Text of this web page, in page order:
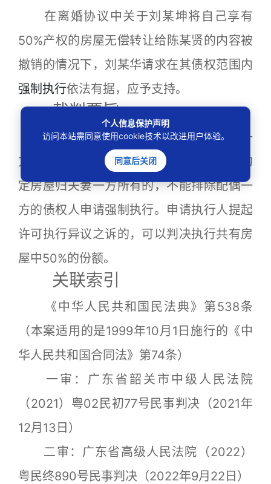
在离婚协议中关于刘某坤将自己享有
50%产权的房屋无偿转让给陈某贤的内容被
撤销的情况下，刘某华请求在其债权范围内
强制执行依法有据，应予支持。
裁判要旨
夫妻共同财产中的一半份额，是配偶一
方债务的责任财产，债务形成后离婚协议约
定房屋归夫妻一方所有的，不能排除配偶一
方的债权人申请强制执行。申请执行人提起
许可执行异议之诉的，可以判决执行共有房
屋中50%的份额。
关联索引
《中华人民共和国民法典》第538条
（本案适用的是1999年10月1日施行的《中
华人民共和国合同法》第74条）
一审：广东省韶关市中级人民法院
（2021）粤02民初77号民事判决（2021年
12月13日）
二审：广东省高级人民法院（2022）
粤民终890号民事判决（2022年9月22日）
个人信息保护声明
访问本站需同意使用cookie技术以改进用户体验。
同意后关闭